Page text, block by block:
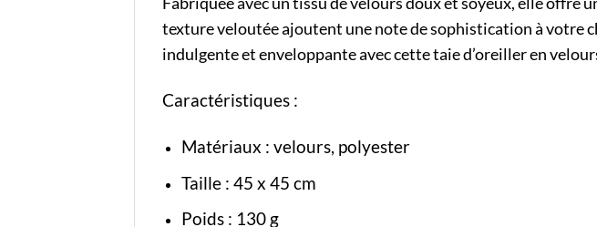
texture veloutée ajoutent une note de sophistication à votre
indulgente et enveloppante avec cette taie d’oreiller en
Caractéristiques :
Matériaux : velours, polyester
Taille : 45 x 45 cm
Poids : 130 g